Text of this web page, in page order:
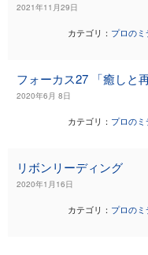
2021年11月29日
カテゴリ： プロの
2020年6月 8日
カテゴリ： プロの
リボンリーディング
2020年1月16日
カテゴリ： プロの